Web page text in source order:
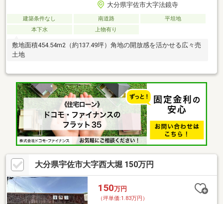
大分県宇佐市大字法鏡寺
建築条件なし 南道路
平坦地
本下水
上物有り
敷地面積454.54m2（約137.49坪）角地の開放感を活かせる広々売
土地
大分県宇佐市大字西大堀 150万円
150万円
（坪単価:1.83万円）